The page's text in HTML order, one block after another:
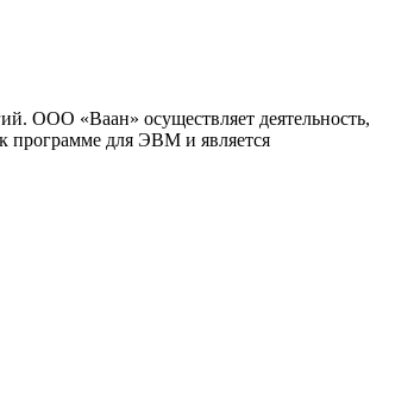
ООО «Ваан» осуществляет деятельность,
программе для ЭВМ и является